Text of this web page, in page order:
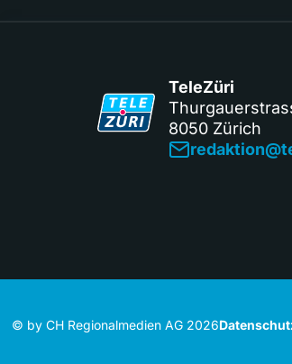
TeleZüri
8050 Zürich
© by CH Regionalmedien AG 2026